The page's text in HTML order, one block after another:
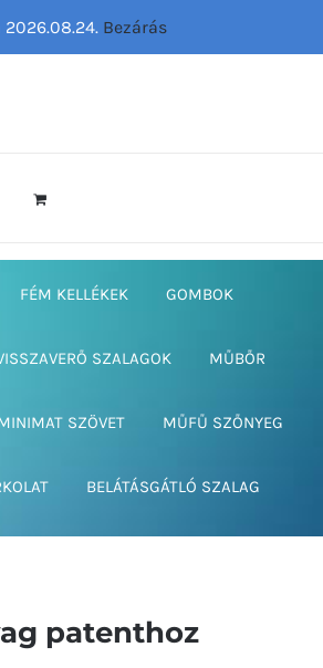
FÉM KELLÉKEK GOMBOK
SZALAGOK MŰBŐR
SZÖVET MŰFŰ SZŐNYEG
BELÁTÁSGÁTLÓ SZALAG
patenthoz
Bezárás